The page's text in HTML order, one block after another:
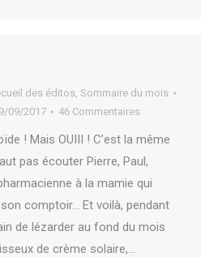
des éditos, Sommaire du mois
09/2017 46 Commentaires
! Mais OUIII ! C’est la même
pas écouter Pierre, Paul,
à la mamie qui
comptoir… Et voilà, pendant
de lézarder au fond du mois
de crème solaire,…